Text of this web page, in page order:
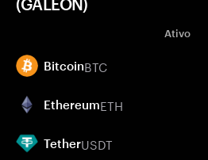
(GALEON)
Ativo
BitcoinBTC
EthereumETH
TetherUSDT